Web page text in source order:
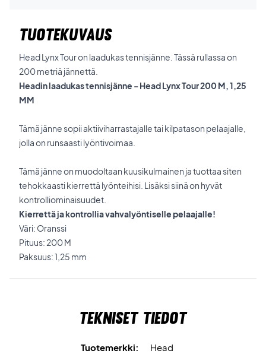
TUOTEKUVAUS
Head Lynx Tour on laadukas tennisjänne. Tässä rullassa on
200 metriä jännettä.
Headin laadukas tennisjänne - Head Lynx Tour 200 M, 1,25
MM
Tämä jänne sopii aktiiviharrastajalle tai kilpatason pelaajalle,
jolla on runsaasti lyöntivoimaa.
Tämä jänne on muodoltaan kuusikulmainen ja tuottaa siten
tehokkaasti kierrettä lyönteihisi. Lisäksi siinä on hyvät
kontrolliominaisuudet.
Kierrettä ja kontrollia vahvalyöntiselle pelaajalle!
Väri: Oranssi
Pituus: 200 M
Paksuus: 1,25 mm
Tekniset tiedot
Tuotemerkki:
Head